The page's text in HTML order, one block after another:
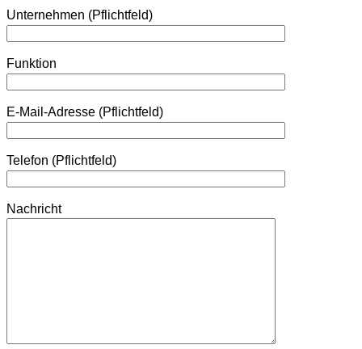
Unternehmen (Pflichtfeld)
Funktion
E-Mail-Adresse (Pflichtfeld)
Telefon (Pflichtfeld)
Nachricht